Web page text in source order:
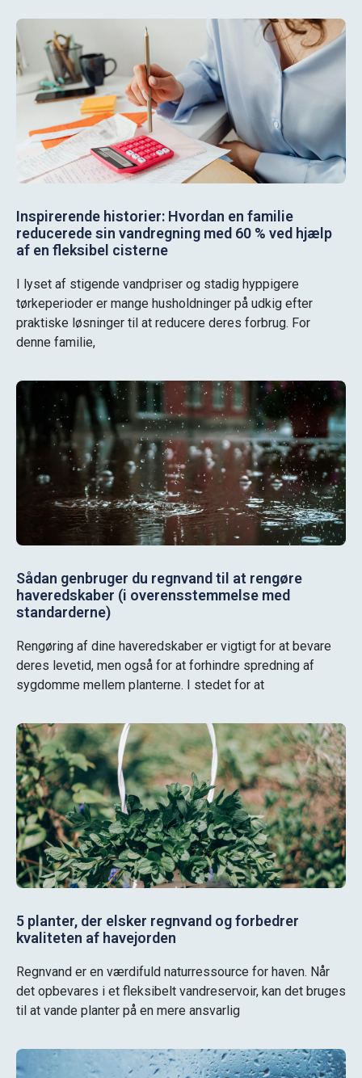
Inspirerende historier: Hvordan en familie
reducerede sin vandregning med 60 % ved hjælp
af en fleksibel cisterne
I lyset af stigende vandpriser og stadig hyppigere
tørkeperioder er mange husholdninger på udkig efter
praktiske løsninger til at reducere deres forbrug. For
denne familie,
Sådan genbruger du regnvand til at rengøre
haveredskaber (i overensstemmelse med
standarderne)
Rengøring af dine haveredskaber er vigtigt for at bevare
deres levetid, men også for at forhindre spredning af
sygdomme mellem planterne. I stedet for at
5 planter, der elsker regnvand og forbedrer
kvaliteten af havejorden
Regnvand er en værdifuld naturressource for haven. Når
det opbevares i et fleksibelt vandreservoir, kan det bruges
til at vande planter på en mere ansvarlig